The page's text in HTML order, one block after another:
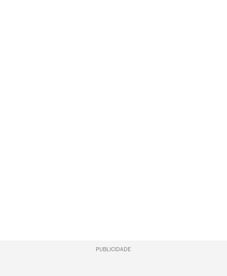
PUBLICIDADE